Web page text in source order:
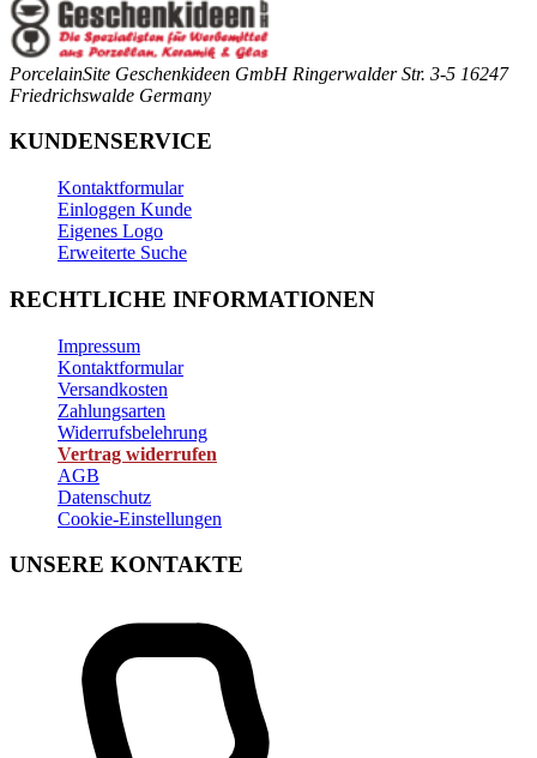
PorcelainSite Geschenkideen GmbH Ringerwalder Str. 3-5 16247
Friedrichswalde Germany
KUNDENSERVICE
Kontaktformular
Einloggen Kunde
Eigenes Logo
Erweiterte Suche
RECHTLICHE INFORMATIONEN
Impressum
Kontaktformular
Versandkosten
Zahlungsarten
Widerrufsbelehrung
Vertrag widerrufen
AGB
Datenschutz
Cookie-Einstellungen
UNSERE KONTAKTE